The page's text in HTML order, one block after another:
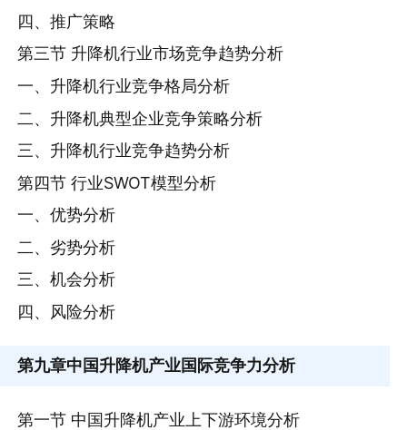
四、推广策略
第三节 升降机行业市场竞争趋势分析
一、升降机行业竞争格局分析
二、升降机典型企业竞争策略分析
三、升降机行业竞争趋势分析
第四节 行业SWOT模型分析
一、优势分析
二、劣势分析
三、机会分析
四、风险分析
第九章中国升降机产业国际竞争力分析
第一节 中国升降机产业上下游环境分析